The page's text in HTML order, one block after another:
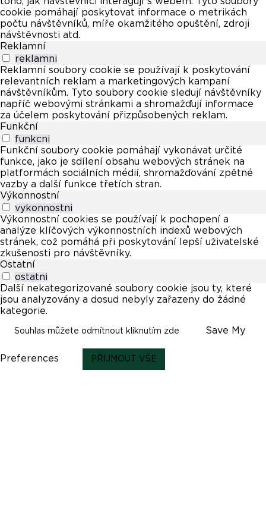
cookie pomáhají poskytovat informace o metrikách
počtu návštěvníků, míře okamžitého opuštění, zdroji
návštěvnosti atd.
Reklamní
reklamni
Reklamní soubory cookie se používají k poskytování
relevantních reklam a marketingových kampaní
návštěvníkům. Tyto soubory cookie sledují návštěvníky
napříč webovými stránkami a shromažďují informace
za účelem poskytování přizpůsobených reklam.
Funkční
funkcni
Funkční soubory cookie pomáhají vykonávat určité
funkce, jako je sdílení obsahu webových stránek na
platformách sociálních médií, shromažďování zpětné
vazby a další funkce třetích stran.
Výkonnostní
vykonnostni
Výkonnostní cookies se používají k pochopení a
analýze klíčových výkonnostních indexů webových
stránek, což pomáhá při poskytování lepší uživatelské
zkušenosti pro návštěvníky.
Ostatní
ostatni
Další nekategorizované soubory cookie jsou ty, které
jsou analyzovány a dosud nebyly zařazeny do žádné
kategorie.
Souhlas můžete odmítnout kliknutím zde Save My
Preferences PŘIJMOUT VŠE